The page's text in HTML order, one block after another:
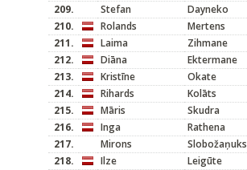
209.
Stefan
Dayneko
210.
Rolands Mertens
211.
Laima
Zihmane
212.
Diāna Ektermane
213.
Kristīne
Okate
214.
Rihards
Kolāts
215.
Māris Skudra
216.
Inga
Rathena
217.
Mirons Slobožaņuks
218.
Ilze
Leigūte